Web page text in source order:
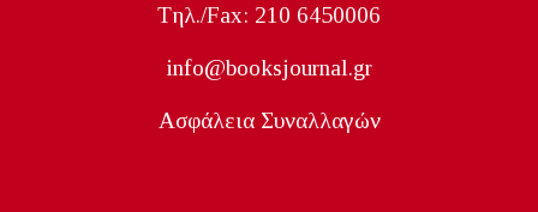
Tηλ./Fax: 210 6450006
info@booksjournal.gr
Ασφάλεια Συναλλαγών